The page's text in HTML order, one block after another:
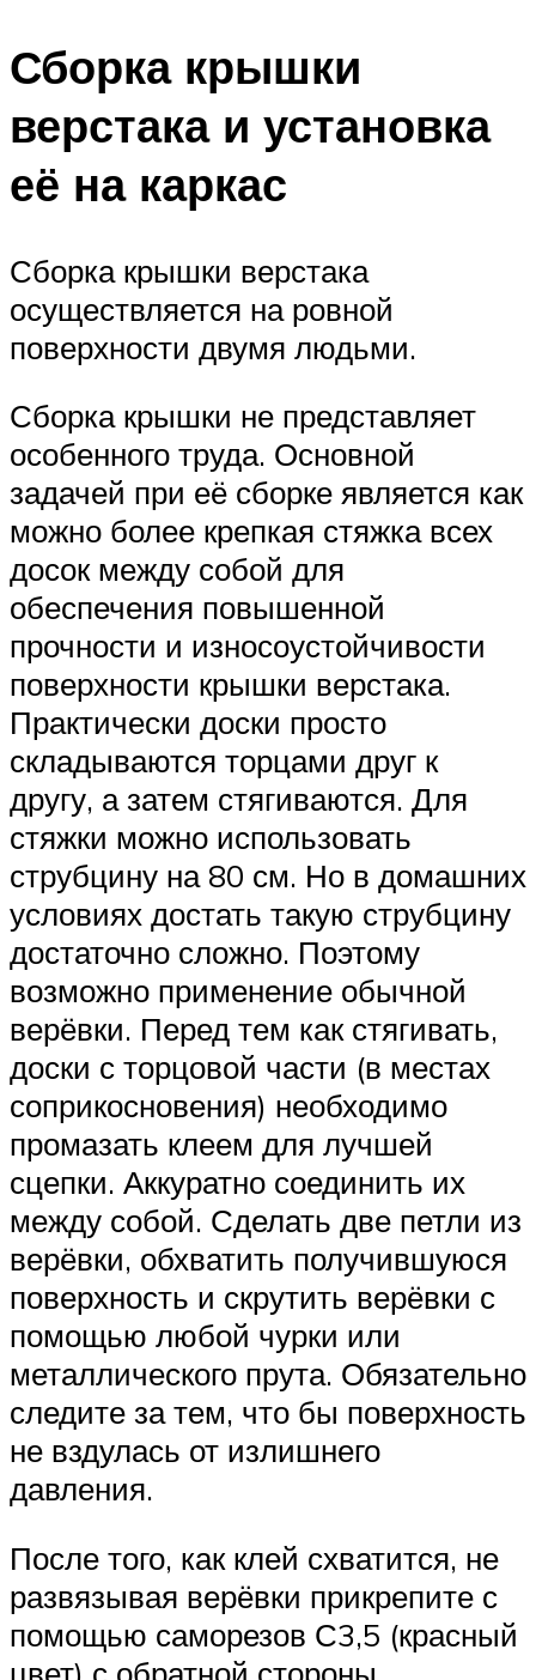
Сборка крышки
верстака и установка
её на каркас
Сборка крышки верстака
осуществляется на ровной
поверхности двумя людьми.
Сборка крышки не представляет
особенного труда. Основной
задачей при её сборке является как
можно более крепкая стяжка всех
досок между собой для
обеспечения повышенной
прочности и износоустойчивости
поверхности крышки верстака.
Практически доски просто
складываются торцами друг к
другу, а затем стягиваются. Для
стяжки можно использовать
струбцину на 80 см. Но в домашних
условиях достать такую струбцину
достаточно сложно. Поэтому
возможно применение обычной
верёвки. Перед тем как стягивать,
доски с торцовой части (в местах
соприкосновения) необходимо
промазать клеем для лучшей
сцепки. Аккуратно соединить их
между собой. Сделать две петли из
верёвки, обхватить получившуюся
поверхность и скрутить верёвки с
помощью любой чурки или
металлического прута. Обязательно
следите за тем, что бы поверхность
не вздулась от излишнего
давления.
После того, как клей схватится, не
развязывая верёвки прикрепите с
помощью саморезов С3,5 (красный